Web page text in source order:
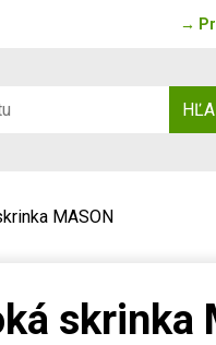
→
MASON
skrinka